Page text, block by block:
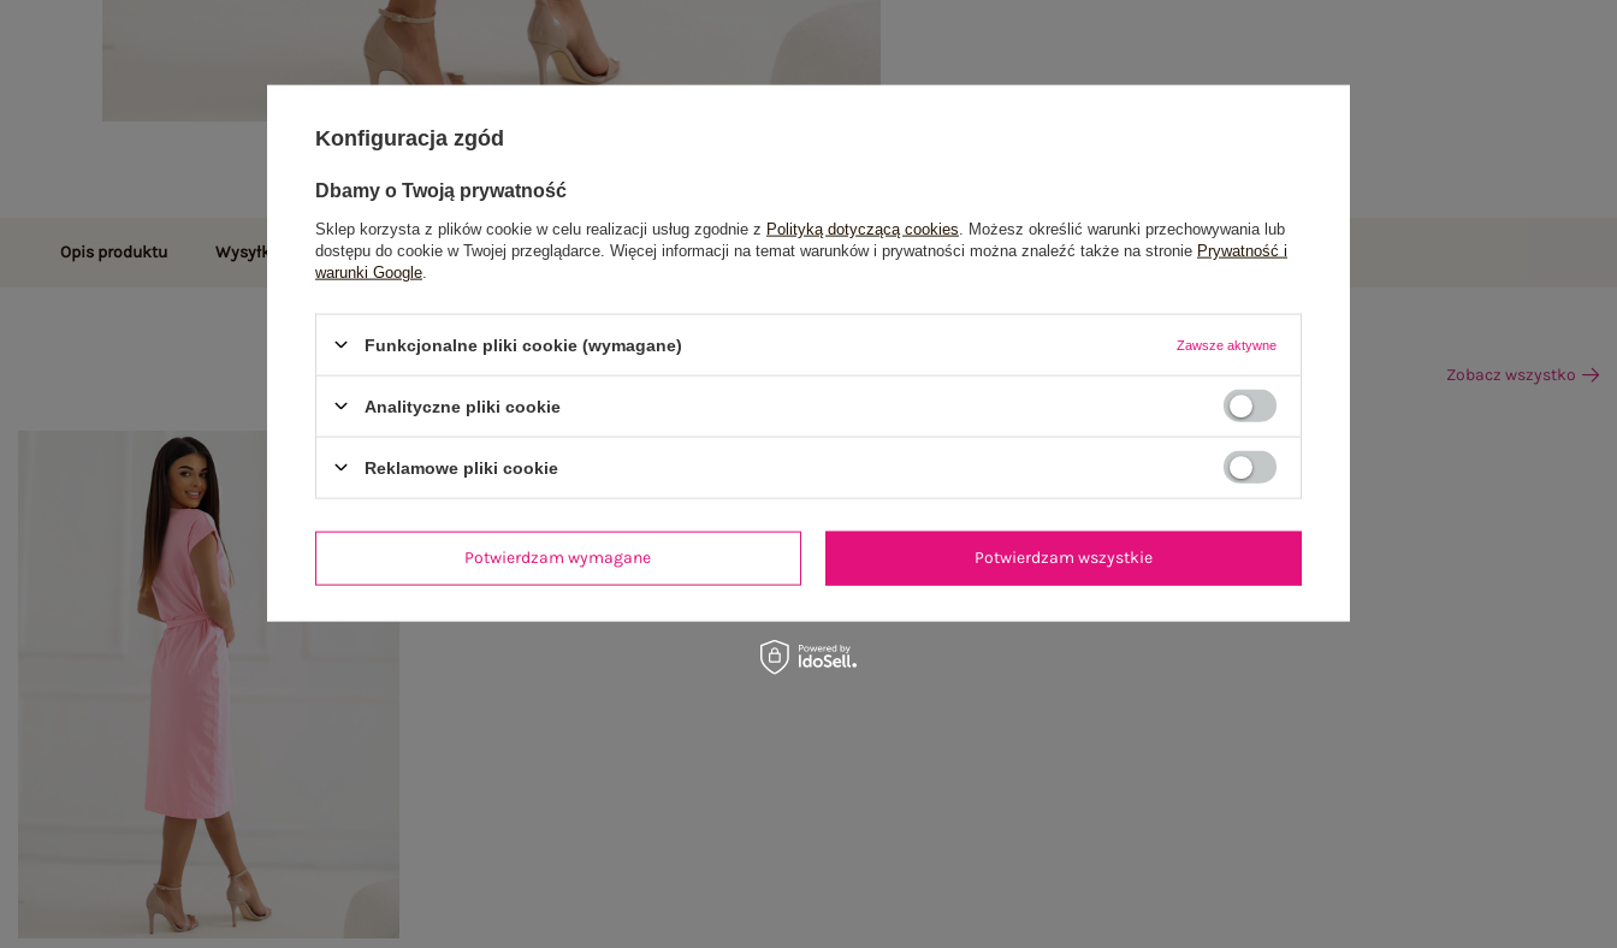
Opis produktu Wysyłka i dostawa Zwroty i reklamacje Opinie o produkcie(11)
Zobacz wszystko
Konfiguracja zgód
Dbamy o Twoją prywatność
Sklep korzysta z plików cookie w celu realizacji usług zgodnie z Polityką dotyczącą cookies . Możesz określić warunki przechowywania lub
dostępu do cookie w Twojej przeglądarce. Więcej informacji na temat warunków i prywatności można znaleźć także na stronie Prywatność i
warunki Google
Funkcjonalne pliki cookie (wymagane) Zawsze aktywne
Analityczne pliki cookie
Reklamowe pliki cookie
Potwierdzam wymagane Potwierdzam wszystkie